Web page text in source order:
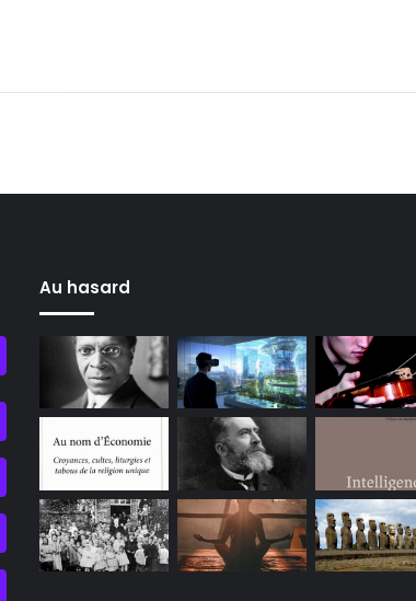
Au hasard